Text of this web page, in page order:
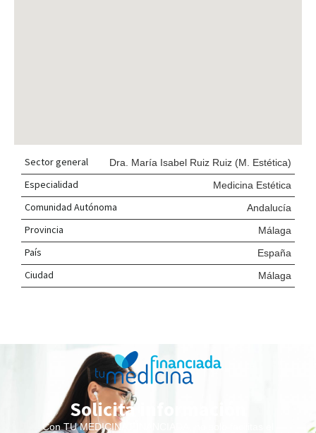
Sector general Dra. María Isabel Ruiz Ruiz (M. Estética)
Especialidad Medicina Estética
Comunidad Autónoma Andalucía
Provincia Málaga
País España
Ciudad Málaga
Solicita información
Con TU MEDICINA FINANCIADA, no solo facilitas el